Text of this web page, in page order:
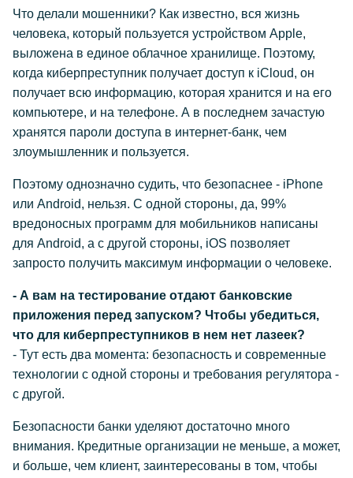
Что делали мошенники? Как известно, вся жизнь
человека, который пользуется устройством Apple,
выложена в единое облачное хранилище. Поэтому,
когда киберпреступник получает доступ к iCloud, он
получает всю информацию, которая хранится и на его
компьютере, и на телефоне. А в последнем зачастую
хранятся пароли доступа в интернет-банк, чем
злоумышленник и пользуется.
Поэтому однозначно судить, что безопаснее - iPhone
или Android, нельзя. С одной стороны, да, 99%
вредоносных программ для мобильников написаны
для Android, а с другой стороны, iOS позволяет
запросто получить максимум информации о человеке.
- А вам на тестирование отдают банковские
приложения перед запуском? Чтобы убедиться,
что для киберпреступников в нем нет лазеек?
- Тут есть два момента: безопасность и современные
технологии с одной стороны и требования регулятора -
с другой.
Безопасности банки уделяют достаточно много
внимания. Кредитные организации не меньше, а может,
и больше, чем клиент, заинтересованы в том, чтобы